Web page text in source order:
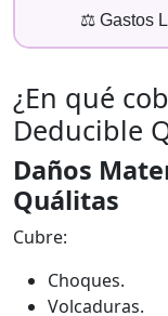
⚖️ Gastos
¿En qué
Deducible
Daños
Quálitas
Cubre:
Choques.
Volcaduras.